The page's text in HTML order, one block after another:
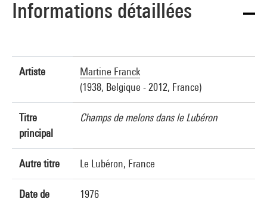
Informations détaillées
Artiste
Martine Franck
(1938, Belgique - 2012, France)
Titre
principal
Champs de melons dans le Lubéron
Autre titre Le Lubéron, France
Date de
1976